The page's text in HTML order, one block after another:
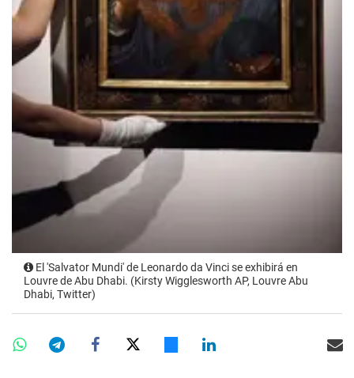
El 'Salvator Mundi' de Leonardo da Vinci se exhibirá en
Louvre de Abu Dhabi. (Kirsty Wigglesworth AP, Louvre Abu
Dhabi, Twitter)